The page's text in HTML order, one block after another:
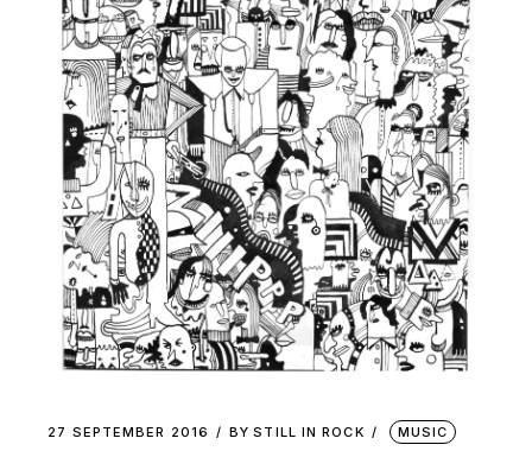
27 SEPTEMBER 2016 BY STILL IN ROCK MUSIC